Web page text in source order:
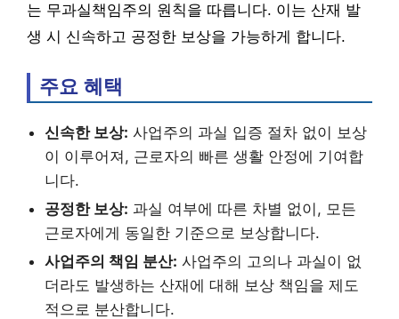
는 무과실책임주의 원칙을 따릅니다. 이는 산재 발
생 시 신속하고 공정한 보상을 가능하게 합니다.
주요 혜택
신속한 보상: 사업주의 과실 입증 절차 없이 보상
이 이루어져, 근로자의 빠른 생활 안정에 기여합
니다.
공정한 보상: 과실 여부에 따른 차별 없이, 모든
근로자에게 동일한 기준으로 보상합니다.
사업주의 책임 분산: 사업주의 고의나 과실이 없
더라도 발생하는 산재에 대해 보상 책임을 제도
적으로 분산합니다.